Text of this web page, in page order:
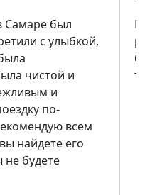
Самаре был
с улыбкой,
чистой и
и
по-
всем
найдете его
будете